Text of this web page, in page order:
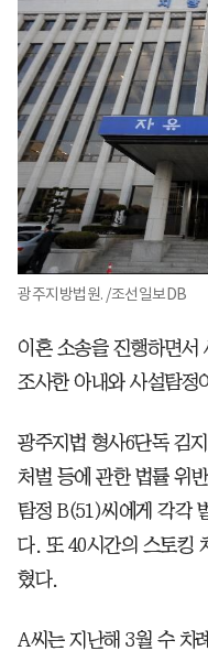
광주지방법원. /조선일보DB
이혼 소송을 진행하면서
조사한 아내와 사설탐정
광주지법 형사6단독 김
처벌 등에 관한 법률 위
탐정 B(51)씨에게 각각
다. 또 40시간의 스토킹
혔다.
A씨는 지난해 3월 수 차